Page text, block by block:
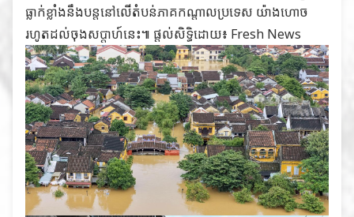
ធ្លាក់ខ្លាំងនឹងបន្តនៅលើតំបន់ភាគកណ្តាលប្រទេស យ៉ាងហោច
រហូតដល់​ចុងសប្តាហ៍នេះ៕ ផ្ដល់សិទ្ធិដោយ៖ Fresh News